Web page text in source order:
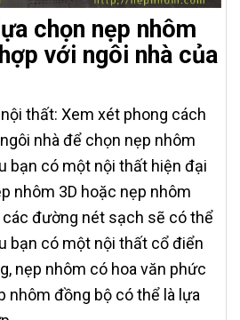
chọn nẹp nhôm
với ngôi nhà của
thất: Xem xét phong cách
nhà để chọn nẹp nhôm
bạn có một nội thất hiện đại
nhôm 3D hoặc nẹp nhôm
đường nét sạch sẽ có thể
bạn có một nội thất cổ điển
nẹp nhôm có hoa văn phức
nhôm đồng bộ có thể là lựa